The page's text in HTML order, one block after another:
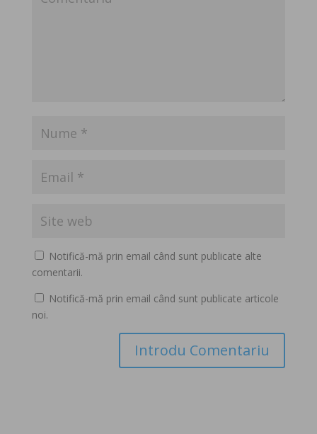
Notifică-mă prin email când sunt publicate alte
comentarii.
Notifică-mă prin email când sunt publicate articole
noi.